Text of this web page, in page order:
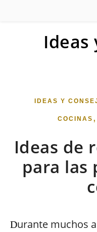
Ideas
IDEAS Y
COCINAS ,
Ideas de
para las
Durante muchos